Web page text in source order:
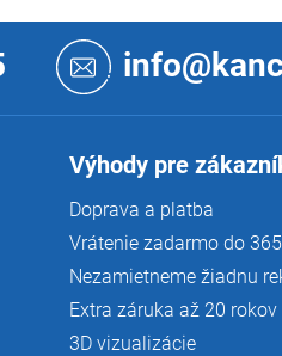
Výhody pre
Doprava a platba
Vrátenie zadarmo do
Nezamietneme žiadnu
Extra záruka až 20 rokov
3D vizualizácie